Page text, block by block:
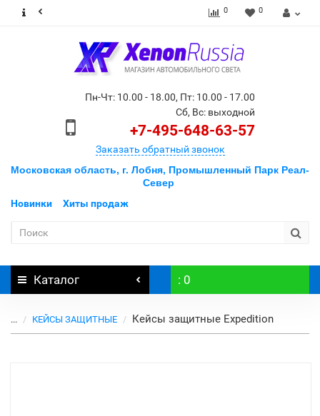
0 0
Пн-Чт: 10.00 - 18.00, Пт: 10.00 - 17.00
Сб, Вс: выходной
+7-495-648-63-57
Заказать обратный звонок
Московская область, г. Лобня, Промышленный Парк Реал-
Север
Новинки
Хиты продаж
Каталог : 0
... КЕЙСЫ ЗАЩИТНЫЕ Кейсы защитные Expedition